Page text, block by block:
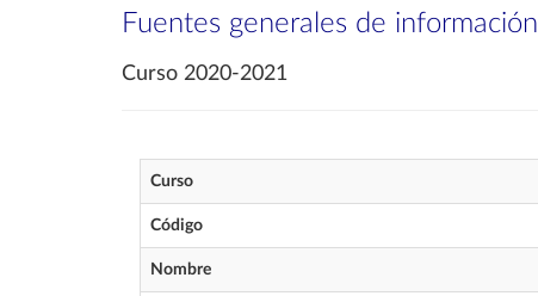
Fuentes generales de información
Curso 2020-2021
Curso
Código
Nombre